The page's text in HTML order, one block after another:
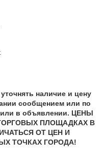
наличие и цену
сообщением или по
или в объявлении. ЦЕНЫ
ПЛОЩАДКАХ В
ОТ ЦЕН И
ТОЧКАХ ГОРОДА!